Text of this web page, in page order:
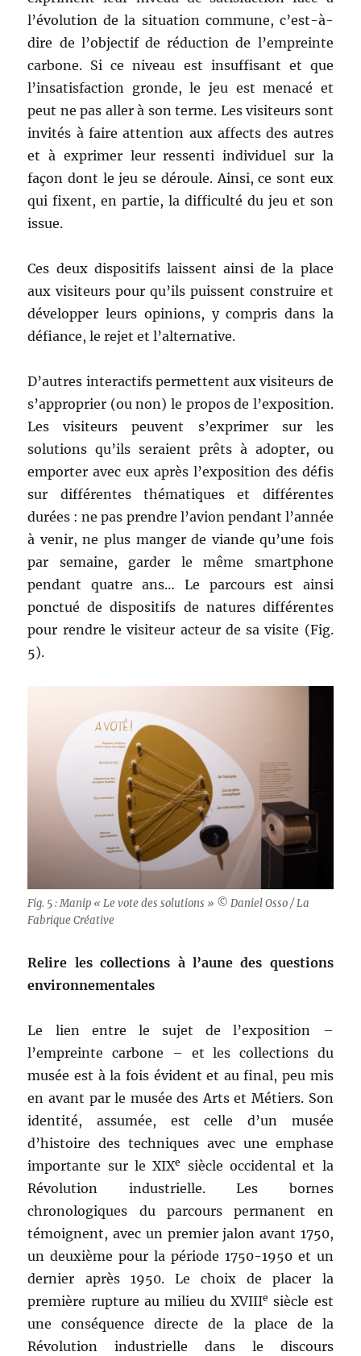
l’évolution de la situation commune, c’est-à-
dire de l’objectif de réduction de l’empreinte
carbone. Si ce niveau est insuffisant et que
l’insatisfaction gronde, le jeu est menacé et
peut ne pas aller à son terme. Les visiteurs sont
invités à faire attention aux affects des autres
et à exprimer leur ressenti individuel sur la
façon dont le jeu se déroule. Ainsi, ce sont eux
qui fixent, en partie, la difficulté du jeu et son
issue.
Ces deux dispositifs laissent ainsi de la place
aux visiteurs pour qu’ils puissent construire et
développer leurs opinions, y compris dans la
défiance, le rejet et l’alternative.
D’autres interactifs permettent aux visiteurs de
s’approprier (ou non) le propos de l’exposition.
Les visiteurs peuvent s’exprimer sur les
solutions qu’ils seraient prêts à adopter, ou
emporter avec eux après l’exposition des défis
sur différentes thématiques et différentes
durées : ne pas prendre l’avion pendant l’année
à venir, ne plus manger de viande qu’une fois
par semaine, garder le même smartphone
pendant quatre ans… Le parcours est ainsi
ponctué de dispositifs de natures différentes
pour rendre le visiteur acteur de sa visite (Fig.
5).
Fig. 5 : Manip « Le vote des solutions » © Daniel Osso / La
Fabrique Créative
Relire les collections à l’aune des questions
environnementales
Le lien entre le sujet de l’exposition –
l’empreinte carbone – et les collections du
musée est à la fois évident et au final, peu mis
en avant par le musée des Arts et Métiers. Son
identité, assumée, est celle d’un musée
d’histoire des techniques avec une emphase
importante sur le XIXe
siècle occidental et la
Révolution industrielle. Les bornes
chronologiques du parcours permanent en
témoignent, avec un premier jalon avant 1750,
un deuxième pour la période 1750-1950 et un
dernier après 1950. Le choix de placer la
première rupture au milieu du XVIIIe siècle est
une conséquence directe de la place de la
Révolution industrielle dans le discours